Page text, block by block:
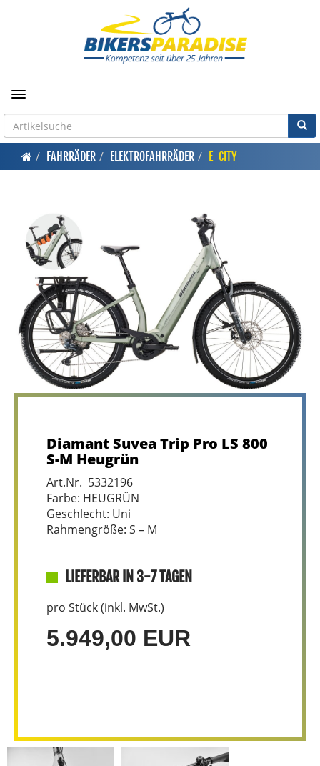
Toggle navigation
FAHRRÄDER ELEKTROFAHRRÄDER E-CITY
Diamant Suvea Trip Pro LS 800
S-M Heugrün
Art.Nr. 5332196
Farbe: HEUGRÜN
Geschlecht: Uni
Rahmengröße: S – M
LIEFERBAR IN 3-7 TAGEN
pro Stück (inkl. MwSt.)
5.949,00 EUR